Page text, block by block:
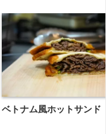
ベトナム風ホットサンド